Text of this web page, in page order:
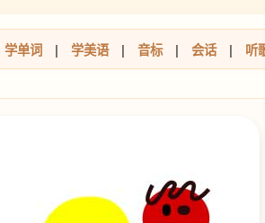
学单词 | 学美语 | 音标 | 会话 | 听